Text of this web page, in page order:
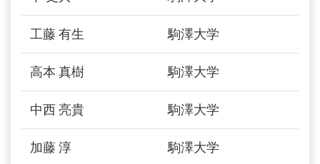
工藤 有生 駒澤大学
高本 真樹 駒澤大学
中西 亮貴 駒澤大学
加藤 淳 駒澤大学